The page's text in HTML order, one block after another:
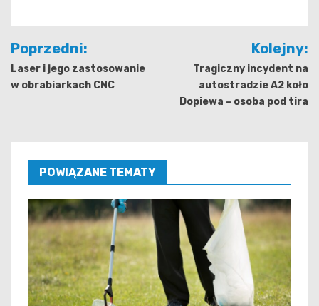
Nawigacja
wpisu
Poprzedni:
Laser i jego zastosowanie
w obrabiarkach CNC
Kolejny:
Tragiczny incydent na
autostradzie A2 koło
Dopiewa – osoba pod tira
POWIĄZANE TEMATY